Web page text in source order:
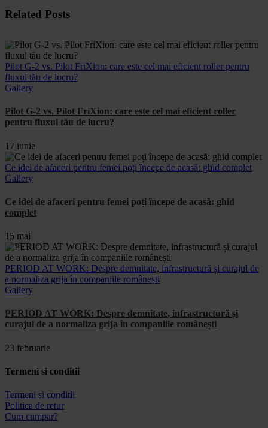
Facebook
X
WhatsApp
Email
Related Posts
Pilot G-2 vs. Pilot FriXion: care este cel mai eficient roller pentru
fluxul tău de lucru?
Gallery
Pilot G-2 vs. Pilot FriXion: care este cel mai eficient roller
pentru fluxul tău de lucru?
17 iunie
Ce idei de afaceri pentru femei poți începe de acasă: ghid complet
Gallery
Ce idei de afaceri pentru femei poți începe de acasă: ghid
complet
15 mai
PERIOD AT WORK: Despre demnitate, infrastructură și curajul de
a normaliza grija în companiile românești
Gallery
PERIOD AT WORK: Despre demnitate, infrastructură și
curajul de a normaliza grija în companiile românești
23 februarie
Termeni si conditii
Termeni si conditii
Politica de retur
Cum cumpar?